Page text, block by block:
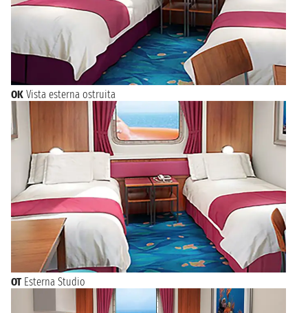
OK Vista esterna ostruita
OT Esterna Studio